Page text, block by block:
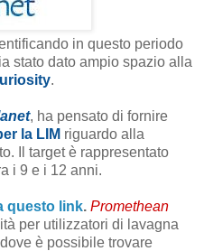
in questo periodo
stato dato ampio spazio alla
.
, ha pensato di fornire
la LIM riguardo alla
Il target è rappresentato
i 9 e i 12 anni.
questo link. Promethean
per utilizzatori di lavagna
è possibile trovare